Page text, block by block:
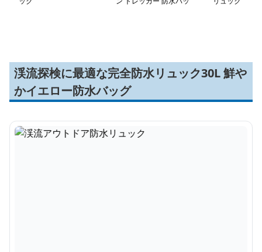
渓流探検に最適な完全防水リュック30L 鮮や
かイエロー防水バッグ